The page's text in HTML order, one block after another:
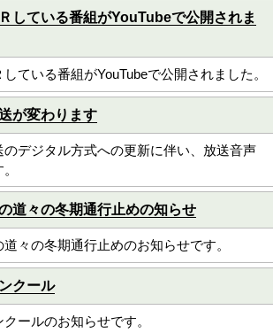
している番組がYouTubeで公開されま
している番組がYouTubeで公開されました。
が変わります
のデジタル方式への更新に伴い、放送音声
道々の冬期通行止めの知らせ
々の冬期通行止めのお知らせです。
クール
ールのお知らせです。